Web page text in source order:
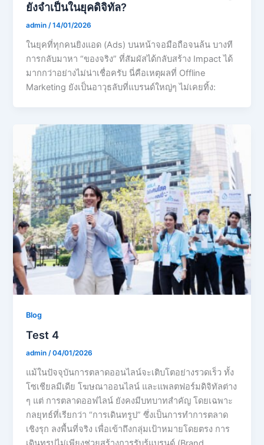
ยังจำเป็นในยุคดิจิทัล?
admin/14/01/2026
ในยุคที่ทุกคนยิงแอด (Ads) บนหน้าจอมือถือจนล้น บางที
การกลับมาหา “ของจริง” ที่สัมผัสได้กลับสร้าง Impact ได้
มากกว่าอย่างไม่น่าเชื่อครับ นี่คือเหตุผลที่ Offline
Marketing ยังเป็นอาวุธลับที่แบรนด์ใหญ่ๆ ไม่เคยทิ้ง:
Blog
Test 4
admin/04/01/2026
แม้ในปัจจุบันการตลาดออนไลน์จะเติบโตอย่างรวดเร็ว ทั้ง
โซเชียลมีเดีย โฆษณาออนไลน์ และแพลตฟอร์มดิจิทัลต่าง
ๆ แต่ การตลาดออฟไลน์ ยังคงมีบทบาทสำคัญ โดยเฉพาะ
กลยุทธ์ที่เรียกว่า “การเดินทรูป” ซึ่งเป็นการทำการตลาด
เชิงรุก ลงพื้นที่จริง เพื่อเข้าถึงกลุ่มเป้าหมายโดยตรง การ